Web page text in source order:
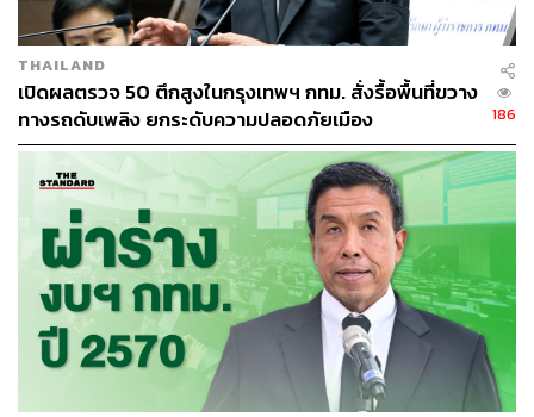
THAILAND
เปิดผลตรวจ 50 ตึกสูงในกรุงเทพฯ กทม. สั่งรื้อพื้นที่ขวาง
ทางรถดับเพลิง ยกระดับความปลอดภัยเมือง
186